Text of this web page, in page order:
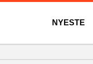
NYESTE